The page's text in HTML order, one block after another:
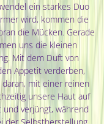
ein starkes Duo
wird, kommen die
die Mücken. Gerade
uns die kleinen
Mit dem Duft von
Appetit verderben,
mit einer reinen
unsere Haut auf
und verjüngt, während